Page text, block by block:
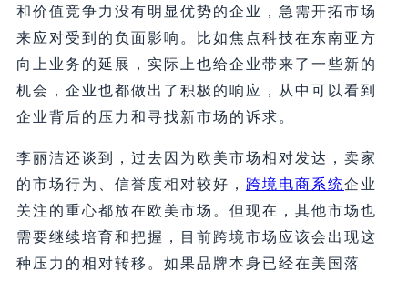
和价值竞争力没有明显优势的企业，急需开拓市场
来应对受到的负面影响。比如焦点科技在东南亚方
向上业务的延展，实际上也给企业带来了一些新的
机会，企业也都做出了积极的响应，从中可以看到
企业背后的压力和寻找新市场的诉求。
李丽洁还谈到，过去因为欧美市场相对发达，卖家
的市场行为、信誉度相对较好， 跨境电商系统企业
关注的重心都放在欧美市场。但现在，其他市场也
需要继续培育和把握，目前跨境市场应该会出现这
种压力的相对转移。如果品牌本身已经在美国落